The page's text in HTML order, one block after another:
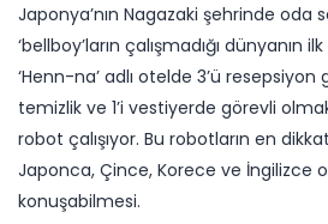
Japonya’nın Nagazaki şehrinde oda
‘bellboy’ların çalışmadığı dünyanın
‘Henn-na’ adlı otelde 3’ü resepsiyon
temizlik ve 1’i vestiyerde görevli
robot çalışıyor. Bu robotların en
Japonca, Çince, Korece ve İngilizce
konuşabilmesi.